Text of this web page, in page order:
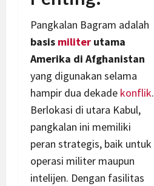
Pangkalan Bagram adalah
basis militer utama
Amerika di Afghanistan
yang digunakan selama
hampir dua dekade konflik.
Berlokasi di utara Kabul,
pangkalan ini memiliki
peran strategis, baik untuk
operasi militer maupun
intelijen. Dengan fasilitas